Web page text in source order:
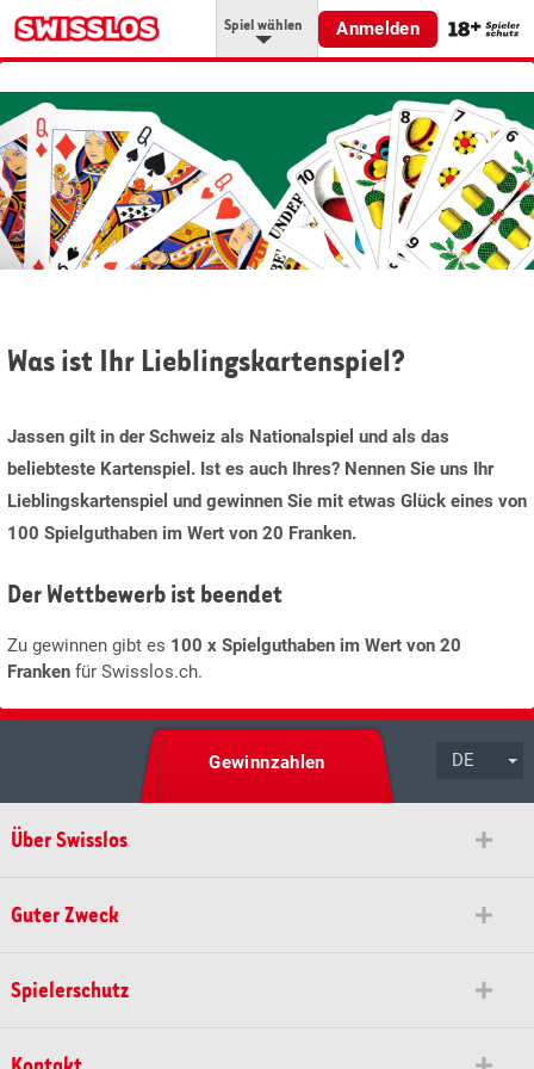
Spiel wählen Anmelden
Was ist Ihr Lieblingskartenspiel?
Jassen gilt in der Schweiz als Nationalspiel und als das
beliebteste Kartenspiel. Ist es auch Ihres? Nennen Sie uns Ihr
Lieblingskartenspiel und gewinnen Sie mit etwas Glück eines von
100 Spielguthaben im Wert von 20 Franken.
Der Wettbewerb ist beendet
Zu gewinnen gibt es 100 x Spielguthaben im Wert von 20
Franken für Swisslos.ch.
DE
Gewinnzahlen
Über Swisslos
Guter Zweck
Spielerschutz